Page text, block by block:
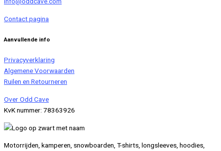
Contact pagina
Aanvullende info
Privacyverklaring
Algemene Voorwaarden
Ruilen en Retourneren
Over Odd Cave
KvK nummer: 78363926
Motorrijden, kamperen, snowboarden, T-shirts, longsleeves, hoodies,